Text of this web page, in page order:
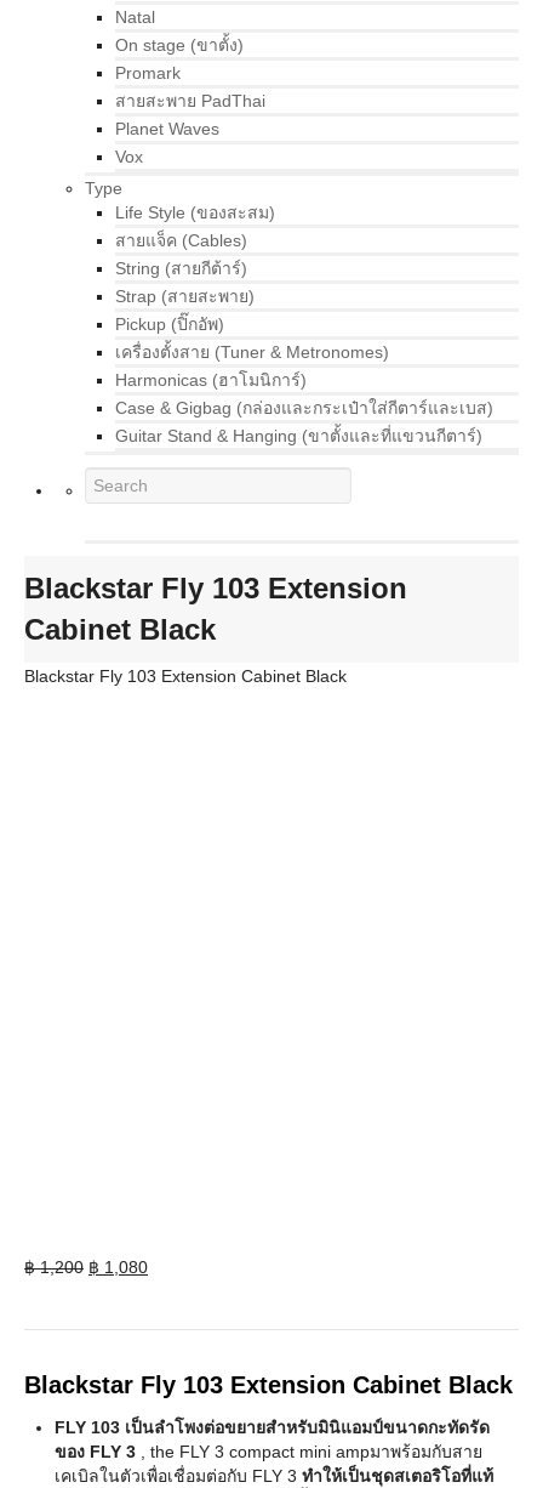
Natal
On stage (ขาตั้ง)
Promark
สายสะพาย PadThai
Planet Waves
Vox
Type
Life Style (ของสะสม)
สายแจ็ค (Cables)
String (สายกีต้าร์)
Strap (สายสะพาย)
Pickup (ปิ๊กอัพ)
เครื่องตั้งสาย (Tuner & Metronomes)
Harmonicas (ฮาโมนิการ์)
Case & Gigbag (กล่องและกระเป๋าใส่กีตาร์และเบส)
Guitar Stand & Hanging (ขาตั้งและที่แขวนกีตาร์)
Blackstar Fly 103 Extension
Cabinet Black
Blackstar Fly 103 Extension Cabinet Black
฿1,200 Original
฿ 1,080Current
Blackstar Fly 103 Extension Cabinet Black
FLY 103 เป็นลำโพงต่อขยายสำหรับมินิแอมป์ขนาดกะทัดรัด
ของ FLY 3 , the FLY 3 compact mini ampมาพร้อมกับสาย
เคเบิลในตัวเพื่อเชื่อมต่อกับ FLY 3 ทำให้เป็นชุดสเตอริโอที่แท้